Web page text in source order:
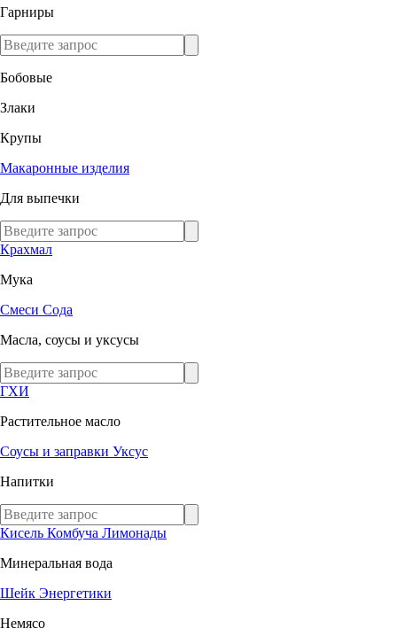
Гарниры
Бобовые
Злаки
Крупы
Макаронные изделия
Для выпечки
Крахмал
Мука
Смеси Сода
Масла, соусы и уксусы
ГХИ
Растительное масло
Соусы и заправки Уксус
Напитки
Кисель Комбуча Лимонады
Минеральная вода
Шейк Энергетики
Немясо